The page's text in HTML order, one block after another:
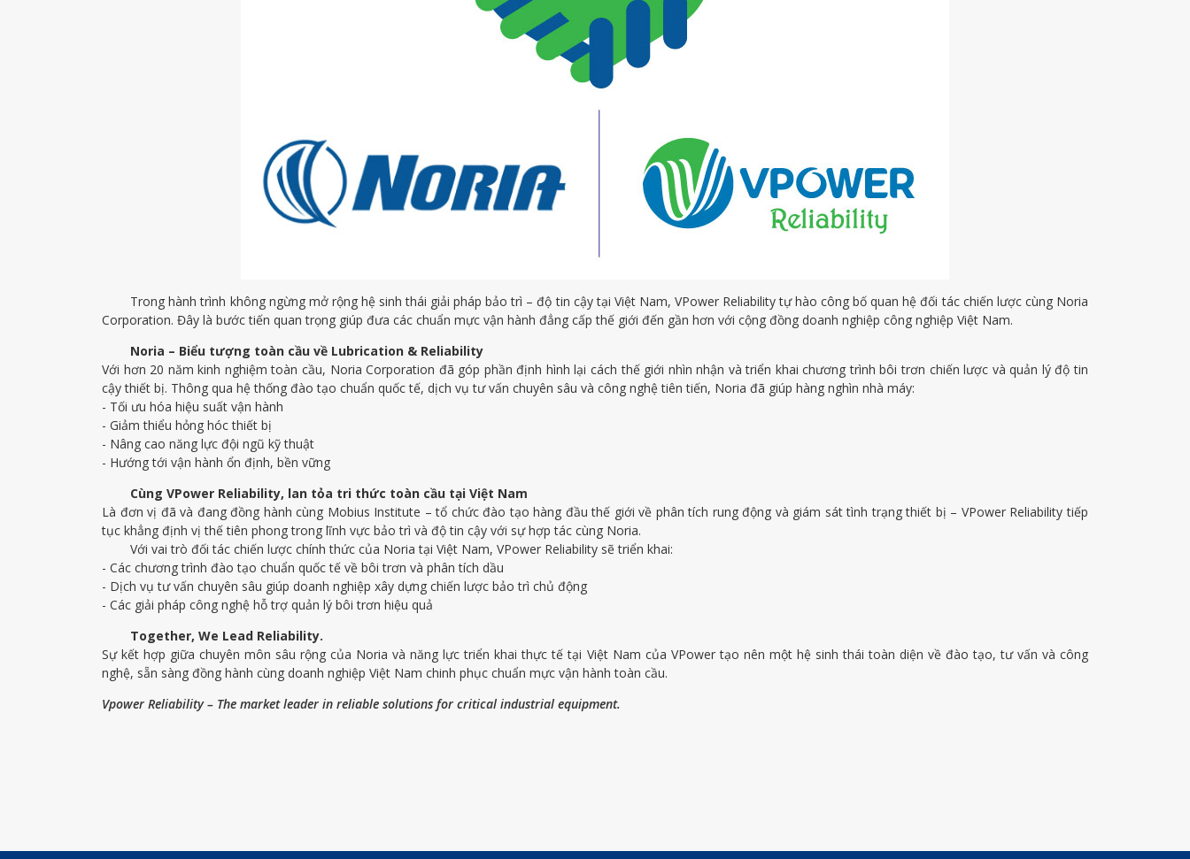
Trong hành trình không ngừng mở rộng hệ sinh thái giải pháp bảo trì – độ tin cậy tại Việt Nam, VPower Reliability tự hào công bố quan hệ đối tác chiến lược cùng Noria
Corporation. Đây là bước tiến quan trọng giúp đưa các chuẩn mực vận hành đẳng cấp thế giới đến gần hơn với cộng đồng doanh nghiệp công nghiệp Việt Nam.
Noria – Biểu tượng toàn cầu về Lubrication & Reliability
Với hơn 20 năm kinh nghiệm toàn cầu, Noria Corporation đã góp phần định hình lại cách thế giới nhìn nhận và triển khai chương trình bôi trơn chiến lược và quản lý độ tin
cậy thiết bị. Thông qua hệ thống đào tạo chuẩn quốc tế, dịch vụ tư vấn chuyên sâu và công nghệ tiên tiến, Noria đã giúp hàng nghìn nhà máy:
- Tối ưu hóa hiệu suất vận hành
- Giảm thiểu hỏng hóc thiết bị
- Nâng cao năng lực đội ngũ kỹ thuật
- Hướng tới vận hành ổn định, bền vững
Cùng VPower Reliability, lan tỏa tri thức toàn cầu tại Việt Nam
Là đơn vị đã và đang đồng hành cùng Mobius Institute – tổ chức đào tạo hàng đầu thế giới về phân tích rung động và giám sát tình trạng thiết bị – VPower Reliability tiếp
tục khẳng định vị thế tiên phong trong lĩnh vực bảo trì và độ tin cậy với sự hợp tác cùng Noria.
Với vai trò đối tác chiến lược chính thức của Noria tại Việt Nam, VPower Reliability sẽ triển khai:
- Các chương trình đào tạo chuẩn quốc tế về bôi trơn và phân tích dầu
- Dịch vụ tư vấn chuyên sâu giúp doanh nghiệp xây dựng chiến lược bảo trì chủ động
- Các giải pháp công nghệ hỗ trợ quản lý bôi trơn hiệu quả
Together, We Lead Reliability.
Sự kết hợp giữa chuyên môn sâu rộng của Noria và năng lực triển khai thực tế tại Việt Nam của VPower tạo nên một hệ sinh thái toàn diện về đào tạo, tư vấn và công
nghệ, sẵn sàng đồng hành cùng doanh nghiệp Việt Nam chinh phục chuẩn mực vận hành toàn cầu.
Vpower Reliability – The market leader in reliable solutions for critical industrial equipment.